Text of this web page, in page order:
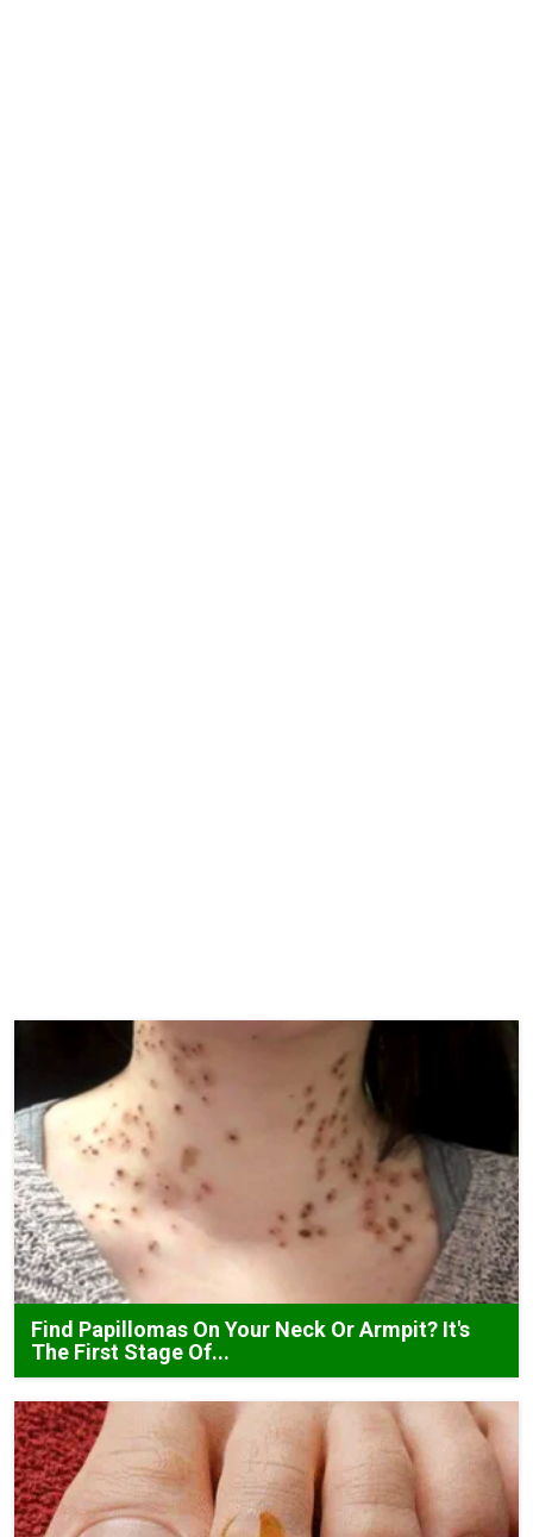
Find Papillomas On Your Neck Or Armpit? It's
The First Stage Of...